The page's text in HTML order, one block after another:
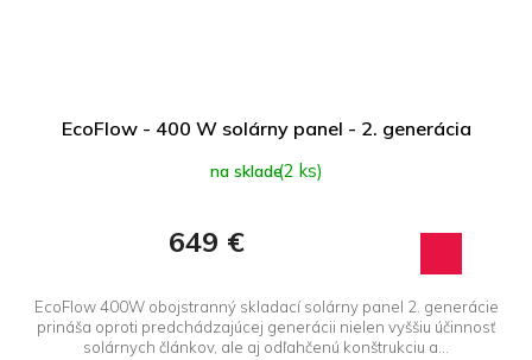
EcoFlow - 400 W solárny panel - 2. generácia
na sklade(2 ks)
649 €
EcoFlow 400W obojstranný skladací solárny panel 2. generácie
prináša oproti predchádzajúcej generácii nielen vyššiu účinnosť
solárnych článkov, ale aj odľahčenú konštrukciu a...